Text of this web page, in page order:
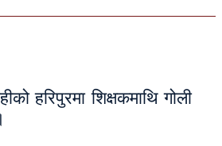
हरिपुरमा शिक्षकमाथि गोली